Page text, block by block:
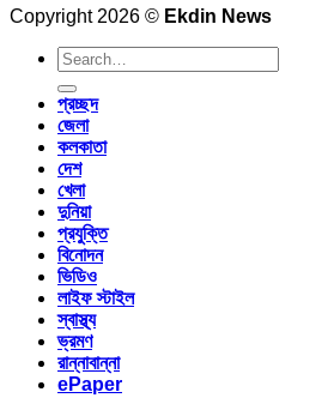
Copyright 2026 © Ekdin News
প্রচ্ছদ
জেলা
কলকাতা
দেশ
খেলা
দুনিয়া
প্রযুক্তি
বিনোদন
ভিডিও
লাইফ স্টাইল
স্বাস্থ্য
ভ্রমণ
রান্নাবান্না
ePaper